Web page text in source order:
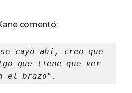
comentó:
se cayó ahí, creo que
que tiene que ver
el brazo".